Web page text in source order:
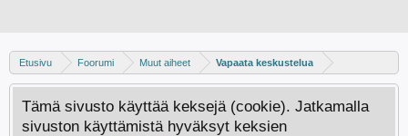
Etusivu Foorumi Muut aiheet Vapaata keskustelua
Tämä sivusto käyttää keksejä (cookie). Jatkamalla
sivuston käyttämistä hyväksyt keksien